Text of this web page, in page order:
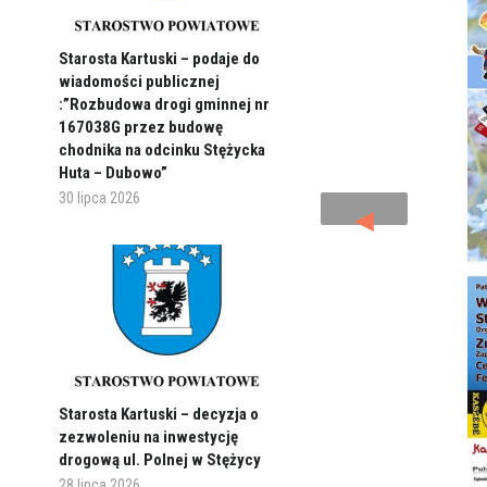
Starosta Kartuski – podaje do
wiadomości publicznej
:”Rozbudowa drogi gminnej nr
167038G przez budowę
chodnika na odcinku Stężycka
Huta – Dubowo”
30 lipca 2026
Starosta Kartuski – decyzja o
zezwoleniu na inwestycję
drogową ul. Polnej w Stężycy
◄